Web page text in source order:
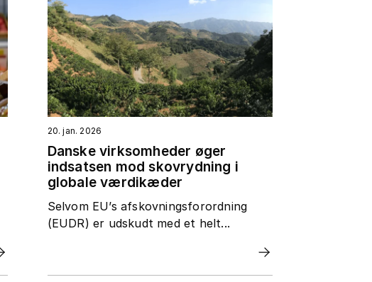
20. jan. 2026
Danske virksomheder øger
indsatsen mod skovrydning i
globale værdikæder
Selvom EU’s afskovningsforordning
(EUDR) er udskudt med et helt...